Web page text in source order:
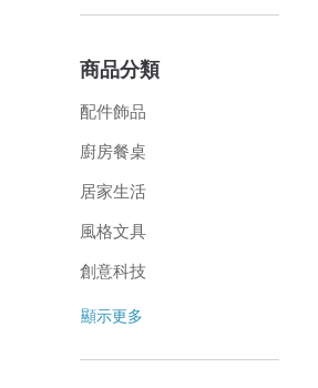
商品分類
配件飾品
廚房餐桌
居家生活
風格文具
創意科技
顯示更多